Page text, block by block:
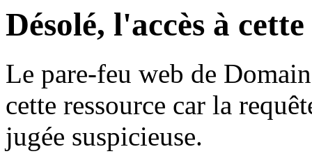
Désolé, l'accès à
Le pare-feu web de
cette ressource car la
jugée suspicieuse.